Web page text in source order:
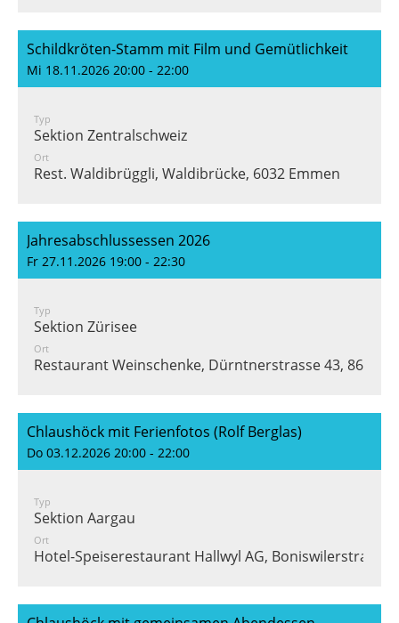
Schildkröten-Stamm mit Film und Gemütlichkeit
Mi 18.11.2026 20:00 - 22:00
Typ
Sektion Zentralschweiz
Ort
Rest. Waldibrüggli, Waldibrücke, 6032 Emmen
Jahresabschlussessen 2026
Fr 27.11.2026 19:00 - 22:30
Typ
Sektion Zürisee
Ort
Restaurant Weinschenke, Dürntnerstrasse 43, 8626
Chlaushöck mit Ferienfotos (Rolf Berglas)
Do 03.12.2026 20:00 - 22:00
Typ
Sektion Aargau
Ort
Hotel-Speiserestaurant Hallwyl AG, Boniswilerstrasse